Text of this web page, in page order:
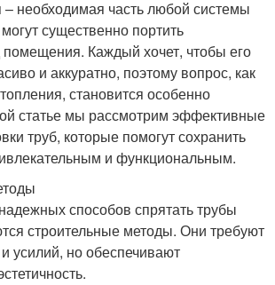
необходимая часть любой системы
существенно портить
помещения. Каждый хочет, чтобы его
и аккуратно, поэтому вопрос, как
становится особенно
статье мы рассмотрим эффективные
труб, которые помогут сохранить
и функциональным.
способов спрятать трубы
строительные методы. Они требуют
усилий, но обеспечивают